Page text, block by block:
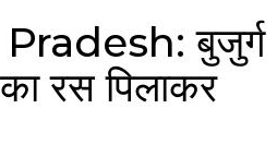
बुजुर्ग
रस पिलाकर